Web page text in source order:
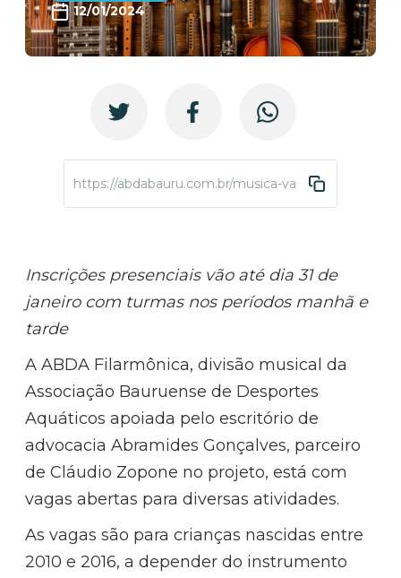
12/01/2024
https://abdabauru.com.br/musica-vagas-janeiro-2024
Inscrições presenciais vão até dia 31 de
janeiro com turmas nos períodos manhã e
tarde
A ABDA Filarmônica, divisão musical da
Associação Bauruense de Desportes
Aquáticos apoiada pelo escritório de
advocacia Abramides Gonçalves, parceiro
de Cláudio Zopone no projeto, está com
vagas abertas para diversas atividades.
As vagas são para crianças nascidas entre
2010 e 2016, a depender do instrumento